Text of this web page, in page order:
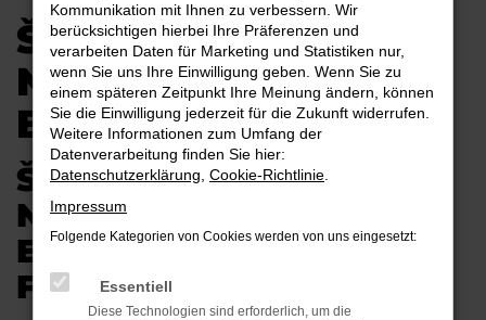
ŠKODA SCALA
NEUWAGEN FÜR
BAUTZEN
ŠKODA SCALA
NEUWAGEN –
EXZELLENTE MOBILITÄT
FÜR BAUTZEN
Kommunikation mit Ihnen zu verbessern. Wir
berücksichtigen hierbei Ihre Präferenzen und
verarbeiten Daten für Marketing und Statistiken nur,
wenn Sie uns Ihre Einwilligung geben. Wenn Sie zu
einem späteren Zeitpunkt Ihre Meinung ändern, können
Sie die Einwilligung jederzeit für die Zukunft widerrufen.
Weitere Informationen zum Umfang der
Datenverarbeitung finden Sie hier:
Datenschutzerklärung Cookie-Richtlinie
Impressum
Folgende Kategorien von Cookies werden von uns eingesetzt:
Essentiell
Diese Technologien sind erforderlich, um die